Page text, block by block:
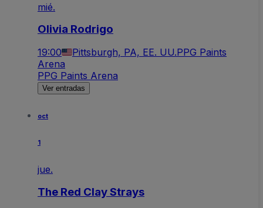
mié.
Olivia Rodrigo
19:00 Pittsburgh, PA, EE. UU.PPG Paints
Arena
PPG Paints Arena
Ver entradas
oct
1
jue.
The Red Clay Strays